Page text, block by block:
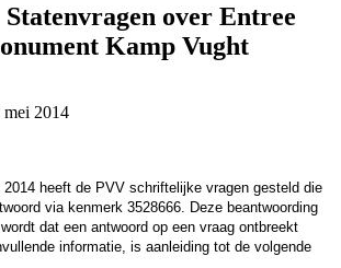
over Entree
Kamp Vught
mei 2014
heeft de PVV schriftelijke vragen gesteld die
via kenmerk 3528666. Deze beantwoording
dat een antwoord op een vraag ontbreekt
informatie, is aanleiding tot de volgende